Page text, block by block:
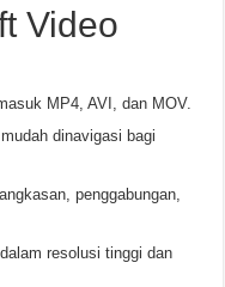
Video
MP4, AVI, dan MOV.
dinavigasi bagi
penggabungan,
resolusi tinggi dan